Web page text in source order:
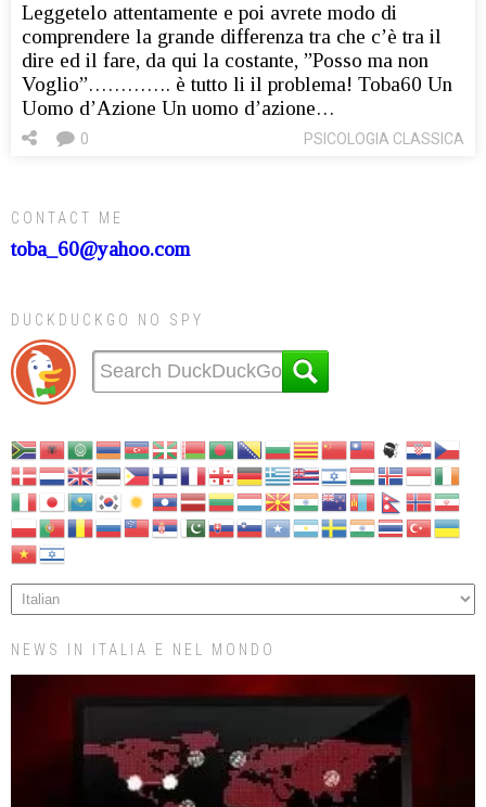
Leggetelo attentamente e poi avrete modo di
comprendere la grande differenza tra che c’è tra il
dire ed il fare, da qui la costante, ”Posso ma non
Voglio”…………. è tutto li il problema! Toba60 Un
Uomo d’Azione Un uomo d’azione…
PSICOLOGIA CLASSICA
0
CONTACT ME
toba_60@yahoo.com
DUCKDUCKGO NO SPY
NEWS IN ITALIA E NEL MONDO